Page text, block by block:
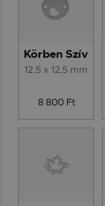
Körben Szív
12,5 x 12,5 mm
8 800 Ft